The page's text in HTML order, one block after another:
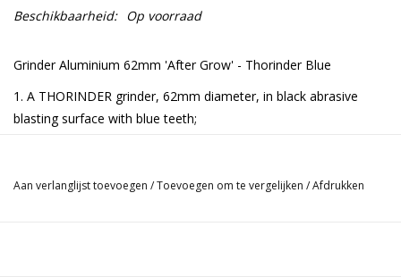
Beschikbaarheid: Op voorraad
Grinder Aluminium 62mm 'After Grow' - Thorinder Blue
1. A THORINDER grinder, 62mm diameter, in black abrasive
blasting surface with blue teeth;
base to hold and protect the THORINDER;
Aan verlanglijst toevoegen /Toevoegen om te vergelijken /Afdrukken